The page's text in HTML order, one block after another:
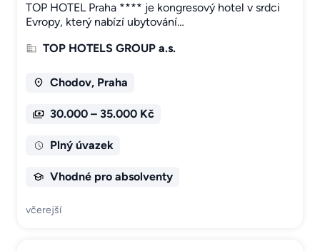
TOP HOTEL Praha **** je kongresový hotel v srdci
Evropy, který nabízí ubytování…
TOP HOTELS GROUP a.s.
Chodov, Praha
30.000 – 35.000 Kč
Plný úvazek
Vhodné pro absolventy
včerejší